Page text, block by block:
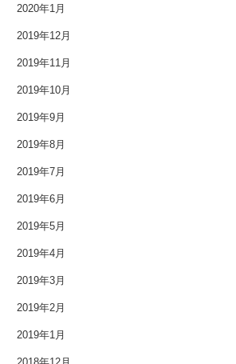
2020年1月
2019年12月
2019年11月
2019年10月
2019年9月
2019年8月
2019年7月
2019年6月
2019年5月
2019年4月
2019年3月
2019年2月
2019年1月